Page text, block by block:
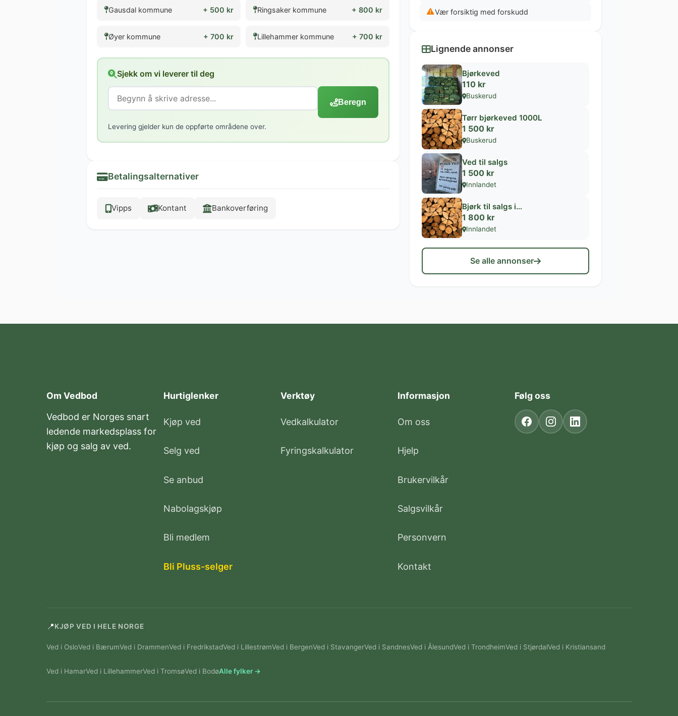
Gausdal kommune + 500 kr Ringsaker kommune + 800 kr
Øyer kommune + 700 kr Lillehammer kommune + 700 kr
Sjekk om vi leverer til deg
Beregn
Levering gjelder kun de oppførte områdene over.
Betalingsalternativer
Vipps Kontant Bankoverføring
Vær forsiktig med forskudd
Lignende annonser
Bjørkeved
110 kr
Buskerud
Tørr bjørkeved 1000L
1 500 kr
Buskerud
Ved til salgs
1 500 kr
Innlandet
Bjørk til salgs i…
1 800 kr
Innlandet
Se alle annonser
Om Vedbod
Vedbod er Norges snart
ledende markedsplass for
kjøp og salg av ved.
Hurtiglenker
Kjøp ved
Selg ved
Se anbud
Nabolagskjøp
Bli medlem
Bli Pluss-selger
Verktøy
Vedkalkulator
Fyringskalkulator
Informasjon
Om oss
Hjelp
Brukervilkår
Salgsvilkår
Personvern
Kontakt
Følg oss
📍KJØP VED I HELE NORGE
Ved i OsloVed i BærumVed i DrammenVed i FredrikstadVed i LillestrømVed i BergenVed i StavangerVed i SandnesVed i ÅlesundVed i TrondheimVed i StjørdalVed i Kristiansand
Ved i HamarVed i LillehammerVed i TromsøVed i BodøAlle fylker →